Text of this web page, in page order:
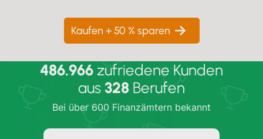
Kaufen + 50 % sparen
486.966 zufriedene Kunden
aus328 Berufen
Bei über 600 Finanzämtern bekannt